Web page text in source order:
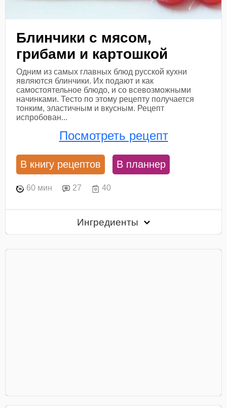
Блинчики с мясом,
грибами и картошкой
Одним из самых главных блюд русской кухни
являются блинчики. Их подают и как
самостоятельное блюдо, и со всевозможными
начинками. Тесто по этому рецепту получается
тонким, эластичным и вкусным. Рецепт
испробован...
Посмотреть рецепт
В книгу рецептов В планнер
60 мин 27 40
Ингредиенты